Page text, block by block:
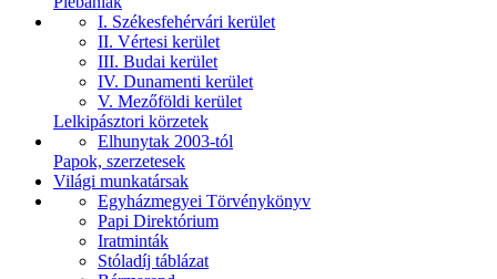
I. Székesfehérvári kerület
II. Vértesi kerület
III. Budai kerület
IV. Dunamenti kerület
V. Mezőföldi kerület
Lelkipásztori körzetek
Elhunytak 2003-tól
Papok, szerzetesek
Világi munkatársak
Egyházmegyei Törvénykönyv
Papi Direktórium
Iratminták
Stóladíj táblázat